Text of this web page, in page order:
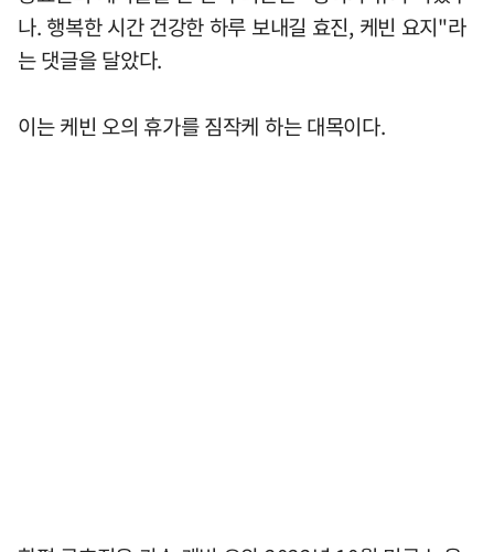
나. 행복한 시간 건강한 하루 보내길 효진, 케빈 요지"라
는 댓글을 달았다.
이는 케빈 오의 휴가를 짐작케 하는 대목이다.